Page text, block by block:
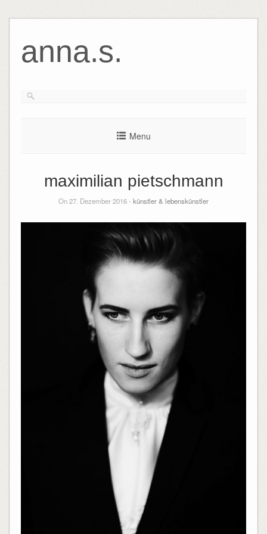
anna.s.
Menu
maximilian pietschmann
On 27. Dezember 2016 - künstler & lebenskünstler